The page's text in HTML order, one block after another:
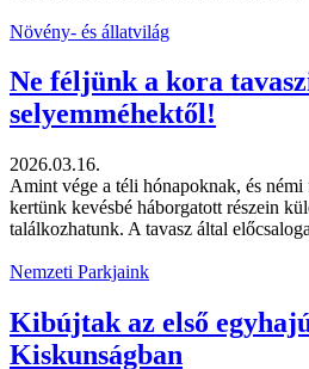
Növény- és állatvilág
Ne féljünk a kora
selyemméhektől!
2026.03.16.
Amint vége a téli hónapoknak, és némi
kertünk kevésbé háborgatott részein
találkozhatunk. A tavasz által
Nemzeti Parkjaink
Kibújtak az első
Kiskunságban